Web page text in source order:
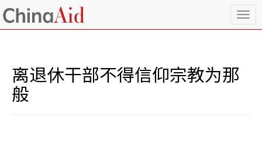
T
o
离退休干部不得信仰宗教为那
般